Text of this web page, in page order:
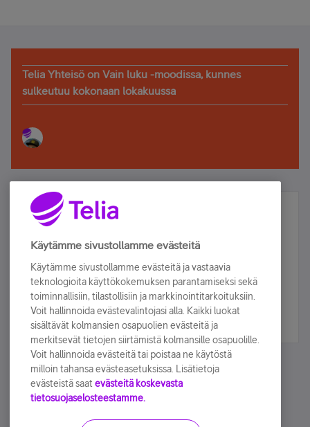
Telia Yhteisö on Vain luku -moodissa, kunnes
sulkeutuu kokonaan lokakuussa
Älä jää paitsi – osallistu ja voita!
Tilaa Telian uutiskirje ja olet mukana arvonnassa.
sähköpostiisi.
Tilaa nyt
Käytämme sivustollamme evästeitä
Käytämme sivustollamme evästeitä ja vastaavia
teknologioita käyttökokemuksen parantamiseksi sekä
toiminnallisiin, tilastollisiin ja markkinointitarkoituksiin.
Voit hallinnoida evästevalintojasi alla. Kaikki luokat
sisältävät kolmansien osapuolien evästeitä ja
merkitsevät tietojen siirtämistä kolmansille osapuolille.
Voit hallinnoida evästeitä tai poistaa ne käytöstä
milloin tahansa evästeasetuksissa. Lisätietoja
evästeistä saat evästeitä koskevasta
tietosuojaselosteestamme.